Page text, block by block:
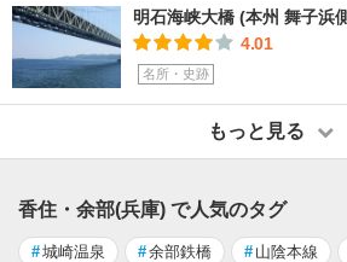
明石海峡大橋 (本州 舞子浜
4.01
名所・史跡
もっと見る
香住・余部(兵庫) で人気のタグ
#城崎温泉 #余部鉄橋 # 山陰本線